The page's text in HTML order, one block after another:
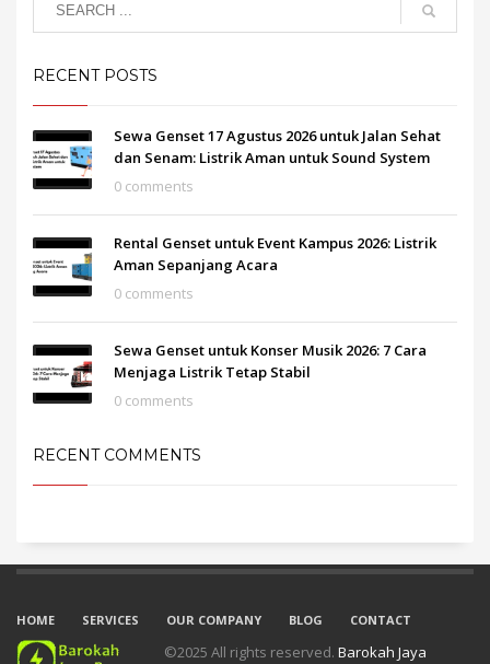
RECENT POSTS
Sewa Genset 17 Agustus 2026 untuk Jalan Sehat
dan Senam: Listrik Aman untuk Sound System
0 comments
Rental Genset untuk Event Kampus 2026: Listrik
Aman Sepanjang Acara
0 comments
Sewa Genset untuk Konser Musik 2026: 7 Cara
Menjaga Listrik Tetap Stabil
0 comments
RECENT COMMENTS
HOME SERVICES OUR COMPANY BLOG CONTACT
©2025 All rights reserved. Barokah Jaya